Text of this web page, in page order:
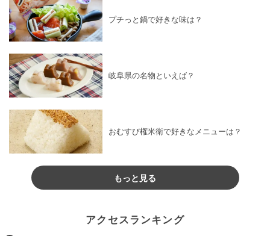
プチっと鍋で好きな味は？
岐阜県の名物といえば？
おむすび権米衛で好きなメニューは？
もっと見る
アクセスランキング